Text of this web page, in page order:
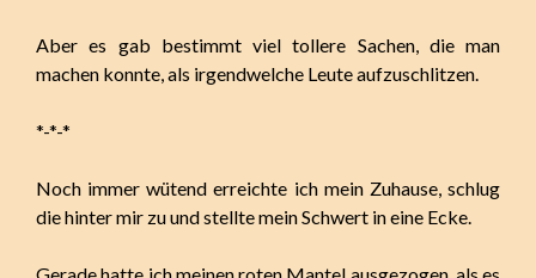
Aber es gab bestimmt viel tollere Sachen, die man
machen konnte, als irgendwelche Leute aufzuschlitzen.
*-*-*
Noch immer wütend erreichte ich mein Zuhause, schlug
die hinter mir zu und stellte mein Schwert in eine Ecke.
Gerade hatte ich meinen roten Mantel ausgezogen, als es